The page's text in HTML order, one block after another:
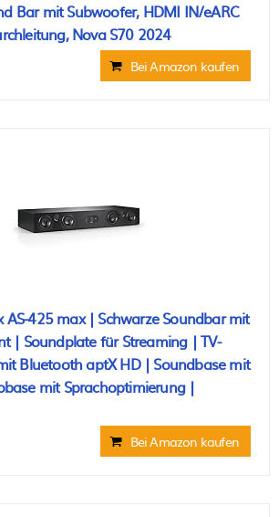
Bar mit Subwoofer, HDMI IN/eARC
Nova S70 2024
Bei Amazon kaufen
AS-425 max | Schwarze Soundbar mit
| Soundplate für Streaming | TV-
Bluetooth aptX HD | Soundbase mit
mit Sprachoptimierung |
Bei Amazon kaufen